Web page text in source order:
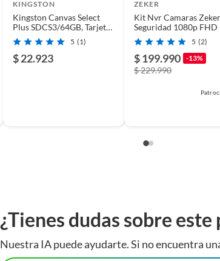
KINGSTON
Kingston Canvas Select
Plus SDCS3/64GB, Tarjeta
microSDXC 64GB, UHS-I,
U1, V10, A1
5 (1)
$ 22.923
ZEKER
Kit Nvr Camaras Zeker
Seguridad 1080p FHD
Disco Duro 500gb.
5 (2)
$ 199.990 -13%
$ 229.990
¿Tienes dudas sobre
Nuestra IA puede ayudarte. Si no encuentra